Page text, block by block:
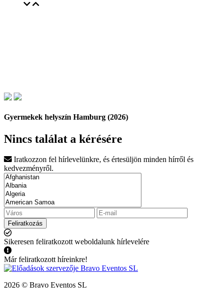
Gyermekek helyszín Hamburg (2026)
Nincs találat a kérésére
Iratkozzon fel hírlevelünkre, és értesüljön minden hírről és
kedvezményről.
Feliratkozás
Sikeresen feliratkozott weboldalunk hírlevelére
Már feliratkozott híreinkre!
2026 © Bravo Eventos SL